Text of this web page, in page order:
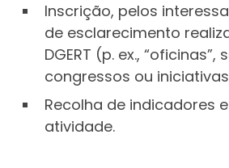
Inscrição, pelos
de esclarecimento
DGERT (p. ex., “oficinas”,
congressos ou
Recolha de indicadores
atividade.